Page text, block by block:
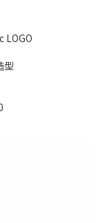
LOGO
型